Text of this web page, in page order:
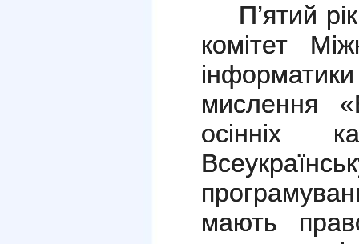
П’ятий
комітет
мислення
осінніх
мають